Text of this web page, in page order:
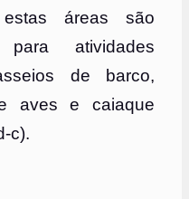
áreas são
atividades
de barco,
aves e caiaque
c).